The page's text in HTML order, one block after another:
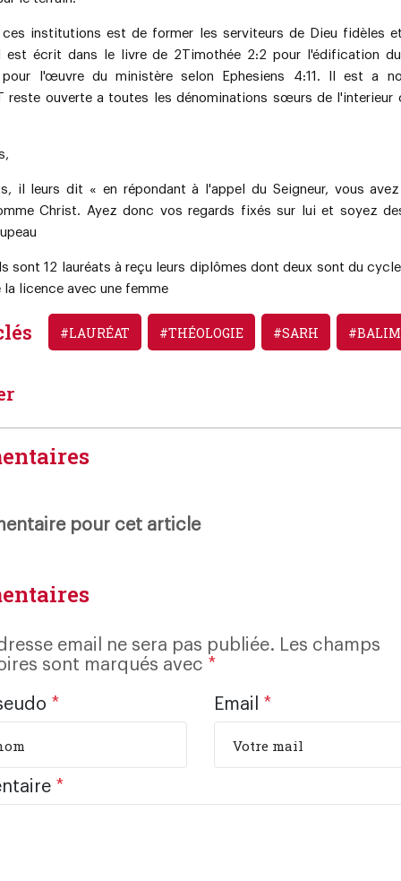
institutions est de former les serviteurs de Dieu fidèles
est écrit dans le livre de 2Timothée 2:2 pour l'édification
l'œuvre du ministère selon Ephesiens 4:11. Il est a
reste ouverte a toutes les dénominations sœurs de l'interieur
il leurs dit « en répondant à l'appel du Seigneur, vous
Christ. Ayez donc vos regards fixés sur lui et soyez
sont 12 lauréats à reçu leurs diplômes dont deux sont du
la licence avec une femme
#LAURÉAT #THÉOLOGIE #SARH
pour cet article
email ne sera pas publiée. Les champs
sont marqués avec *
* Email *
*